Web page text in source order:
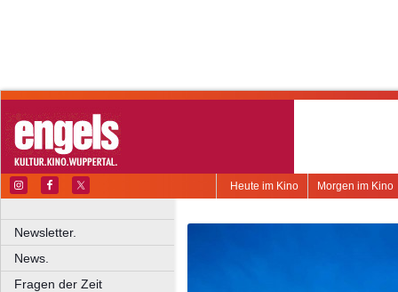
Morgen im Kino
Heute im Kino
Newsletter.
News.
Fragen der Zeit